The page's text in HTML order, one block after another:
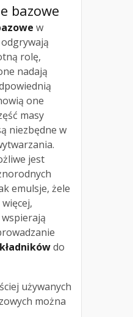
bazowe
w
rolę,
nadają
one
masy
niezbędne w
jest
emulsje, żele
do
używanych
można